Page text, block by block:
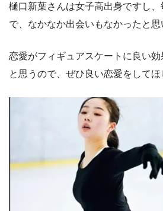
樋口新葉さんは女子高出身ですし
で、なかなか出会いもなかったと思
恋愛がフィギュアスケートに良い
と思うので、ぜひ良い恋愛をしてほ